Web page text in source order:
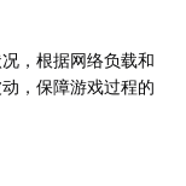
，根据网络负载和
，保障游戏过程的